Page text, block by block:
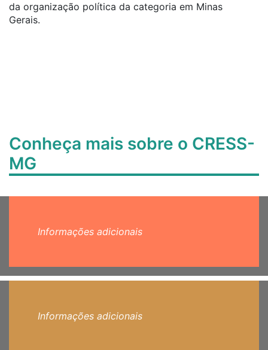
da organização política da categoria em Minas
Gerais.
Conheça mais sobre o CRESS-
MG
Informações adicionais
Informações adicionais